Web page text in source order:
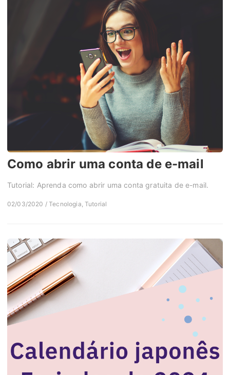
Como abrir uma conta de e-mail
Tutorial: Aprenda como abrir uma conta gratuita de e-mail.
02/03/2020 / Tecnologia, Tutorial